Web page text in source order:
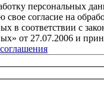
персональных
свое согласие на
в соответствии с
от 27.07.2006 и